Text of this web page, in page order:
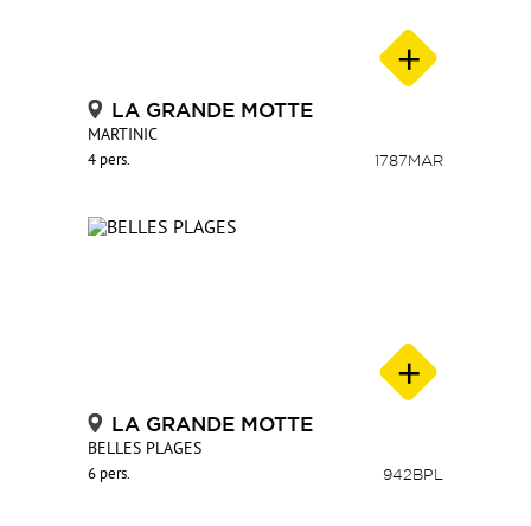
LA GRANDE MOTTE
MARTINIC
4 pers. 1787MAR
LA GRANDE MOTTE
BELLES PLAGES
6 pers. 942BPL